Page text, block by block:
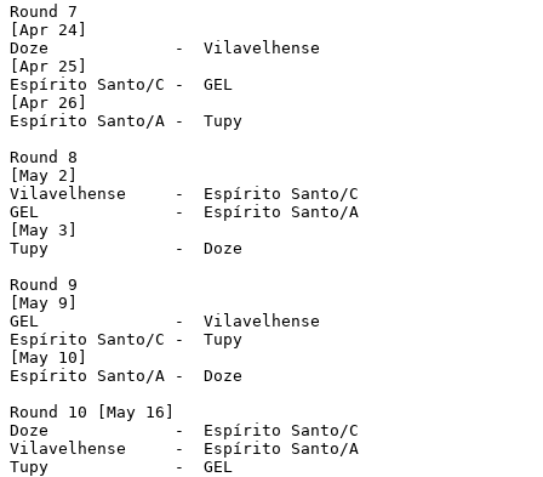
Round 7
[Apr 24]
Doze		 -  Vilavelhense
[Apr 25]
Espírito Santo/C -  GEL
[Apr 26]
Espírito Santo/A -  Tupy
Round 8
[May 2]
Vilavelhense	 -  Espírito Santo/C
GEL		 -  Espírito Santo/A
[May 3]
Tupy		 -  Doze
Round 9
[May 9]
GEL		 -  Vilavelhense
Espírito Santo/C -  Tupy
[May 10]
Espírito Santo/A -  Doze
Round 10 [May 16]
Doze		 -  Espírito Santo/C
Vilavelhense	 -  Espírito Santo/A
Tupy		 -  GEL